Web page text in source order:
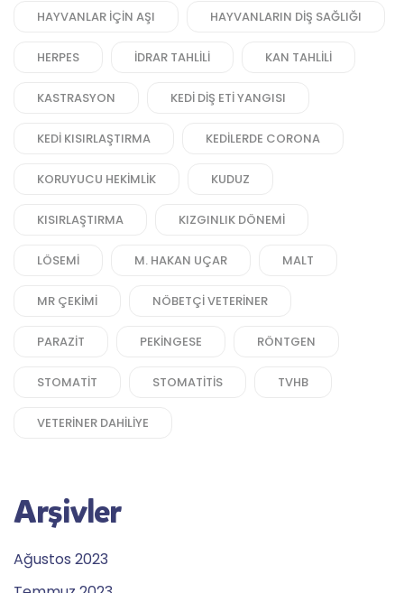
HAYVANLAR IÇIN AŞI HAYVANLARIN DIŞ SAĞLIĞI
HERPES IDRAR TAHLILI KAN TAHLILI
KASTRASYON KEDI DIŞ ETI YANGISI
KEDI KISIRLAŞTIRMA KEDILERDE CORONA
KORUYUCU HEKIMLIK KUDUZ
KISIRLAŞTIRMA KIZGINLIK DÖNEMI
LÖSEMI M. HAKAN UÇAR MALT
MR ÇEKIMI NÖBETÇI VETERINER
PARAZIT PEKINGESE RÖNTGEN
STOMATIT STOMATITIS TVHB
VETERINER DAHILIYE
Arşivler
Ağustos 2023